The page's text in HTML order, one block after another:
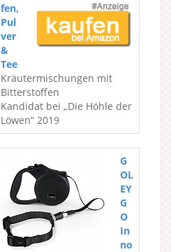
fen,
Pul
ver
&
Tee
Kräutermischungen mit
Bitterstoffen
Kandidat bei „Die Höhle der
Löwen“ 2019
G
OL
EY
G
O
In
no